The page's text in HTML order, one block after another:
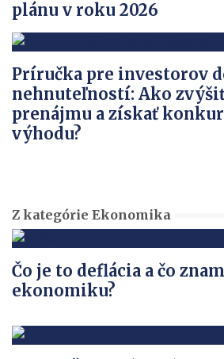
plánu v roku 2026
Príručka pre investorov
nehnuteľností: Ako
prenájmu a získať
výhodu?
Z kategórie Ekonomika
Čo je to deflácia a čo
ekonomiku?